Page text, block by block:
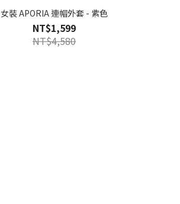
女裝 APORIA 連帽外套 - 紫色
NT$1,599
NT$4,580